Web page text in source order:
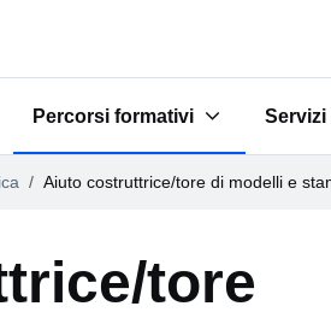
scuole"
Percorsi formativi
Submenu for "Percorsi
Servizi
Aiuto costruttrice/tore di modelli e
tore